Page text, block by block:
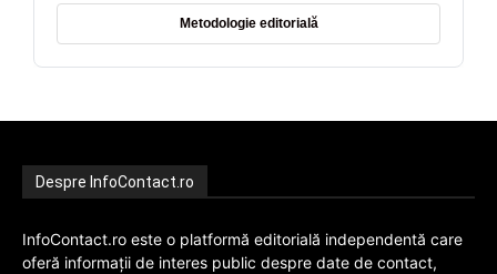
Metodologie editorială
Despre InfoContact.ro
InfoContact.ro este o platformă editorială independentă care
oferă informații de interes public despre date de contact,